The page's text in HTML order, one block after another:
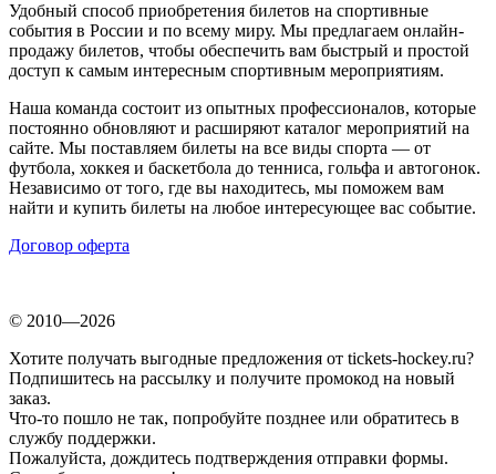
Удобный способ приобретения билетов на спортивные
события в России и по всему миру. Мы предлагаем онлайн-
продажу билетов, чтобы обеспечить вам быстрый и простой
доступ к самым интересным спортивным мероприятиям.
Наша команда состоит из опытных профессионалов, которые
постоянно обновляют и расширяют каталог мероприятий на
сайте. Мы поставляем билеты на все виды спорта — от
футбола, хоккея и баскетбола до тенниса, гольфа и автогонок.
Независимо от того, где вы находитесь, мы поможем вам
найти и купить билеты на любое интересующее вас событие.
Договор оферта
© 2010—2026
Хотите получать выгодные предложения от tickets-hockey.ru?
Подпишитесь на рассылку и получите промокод на новый
заказ.
Что-то пошло не так, попробуйте позднее или обратитесь в
службу поддержки.
Пожалуйста, дождитесь подтверждения отправки формы.